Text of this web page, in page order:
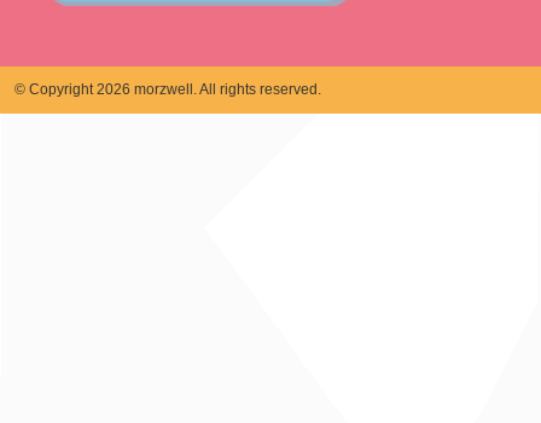
© Copyright 2026 morzwell. All rights reserved.